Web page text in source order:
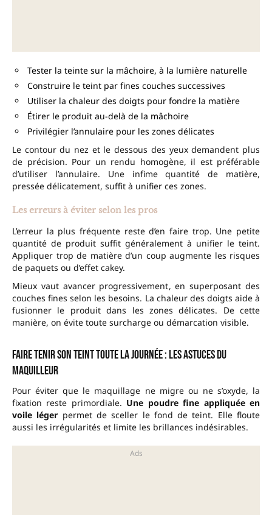
Tester la teinte sur la mâchoire, à la lumière naturelle
Construire le teint par fines couches successives
Utiliser la chaleur des doigts pour fondre la matière
Étirer le produit au-delà de la mâchoire
Privilégier l’annulaire pour les zones délicates
Le contour du nez et le dessous des yeux demandent plus
de précision. Pour un rendu homogène, il est préférable
d’utiliser l’annulaire. Une infime quantité de matière,
pressée délicatement, suffit à unifier ces zones.
Les erreurs à éviter selon les pros
L’erreur la plus fréquente reste d’en faire trop. Une petite
quantité de produit suffit généralement à unifier le teint.
Appliquer trop de matière d’un coup augmente les risques
de paquets ou d’effet cakey.
Mieux vaut avancer progressivement, en superposant des
couches fines selon les besoins. La chaleur des doigts aide à
fusionner le produit dans les zones délicates. De cette
manière, on évite toute surcharge ou démarcation visible.
Faire tenir son teint toute la journée : les astuces du
maquilleur
Pour éviter que le maquillage ne migre ou ne s’oxyde, la
fixation reste primordiale. Une poudre fine appliquée en
voile léger permet de sceller le fond de teint. Elle floute
aussi les irrégularités et limite les brillances indésirables.